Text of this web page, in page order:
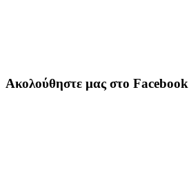
Ακολούθηστε μας στο Facebook